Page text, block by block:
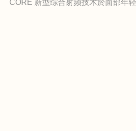
CORE 新型综合射频技术於面部年